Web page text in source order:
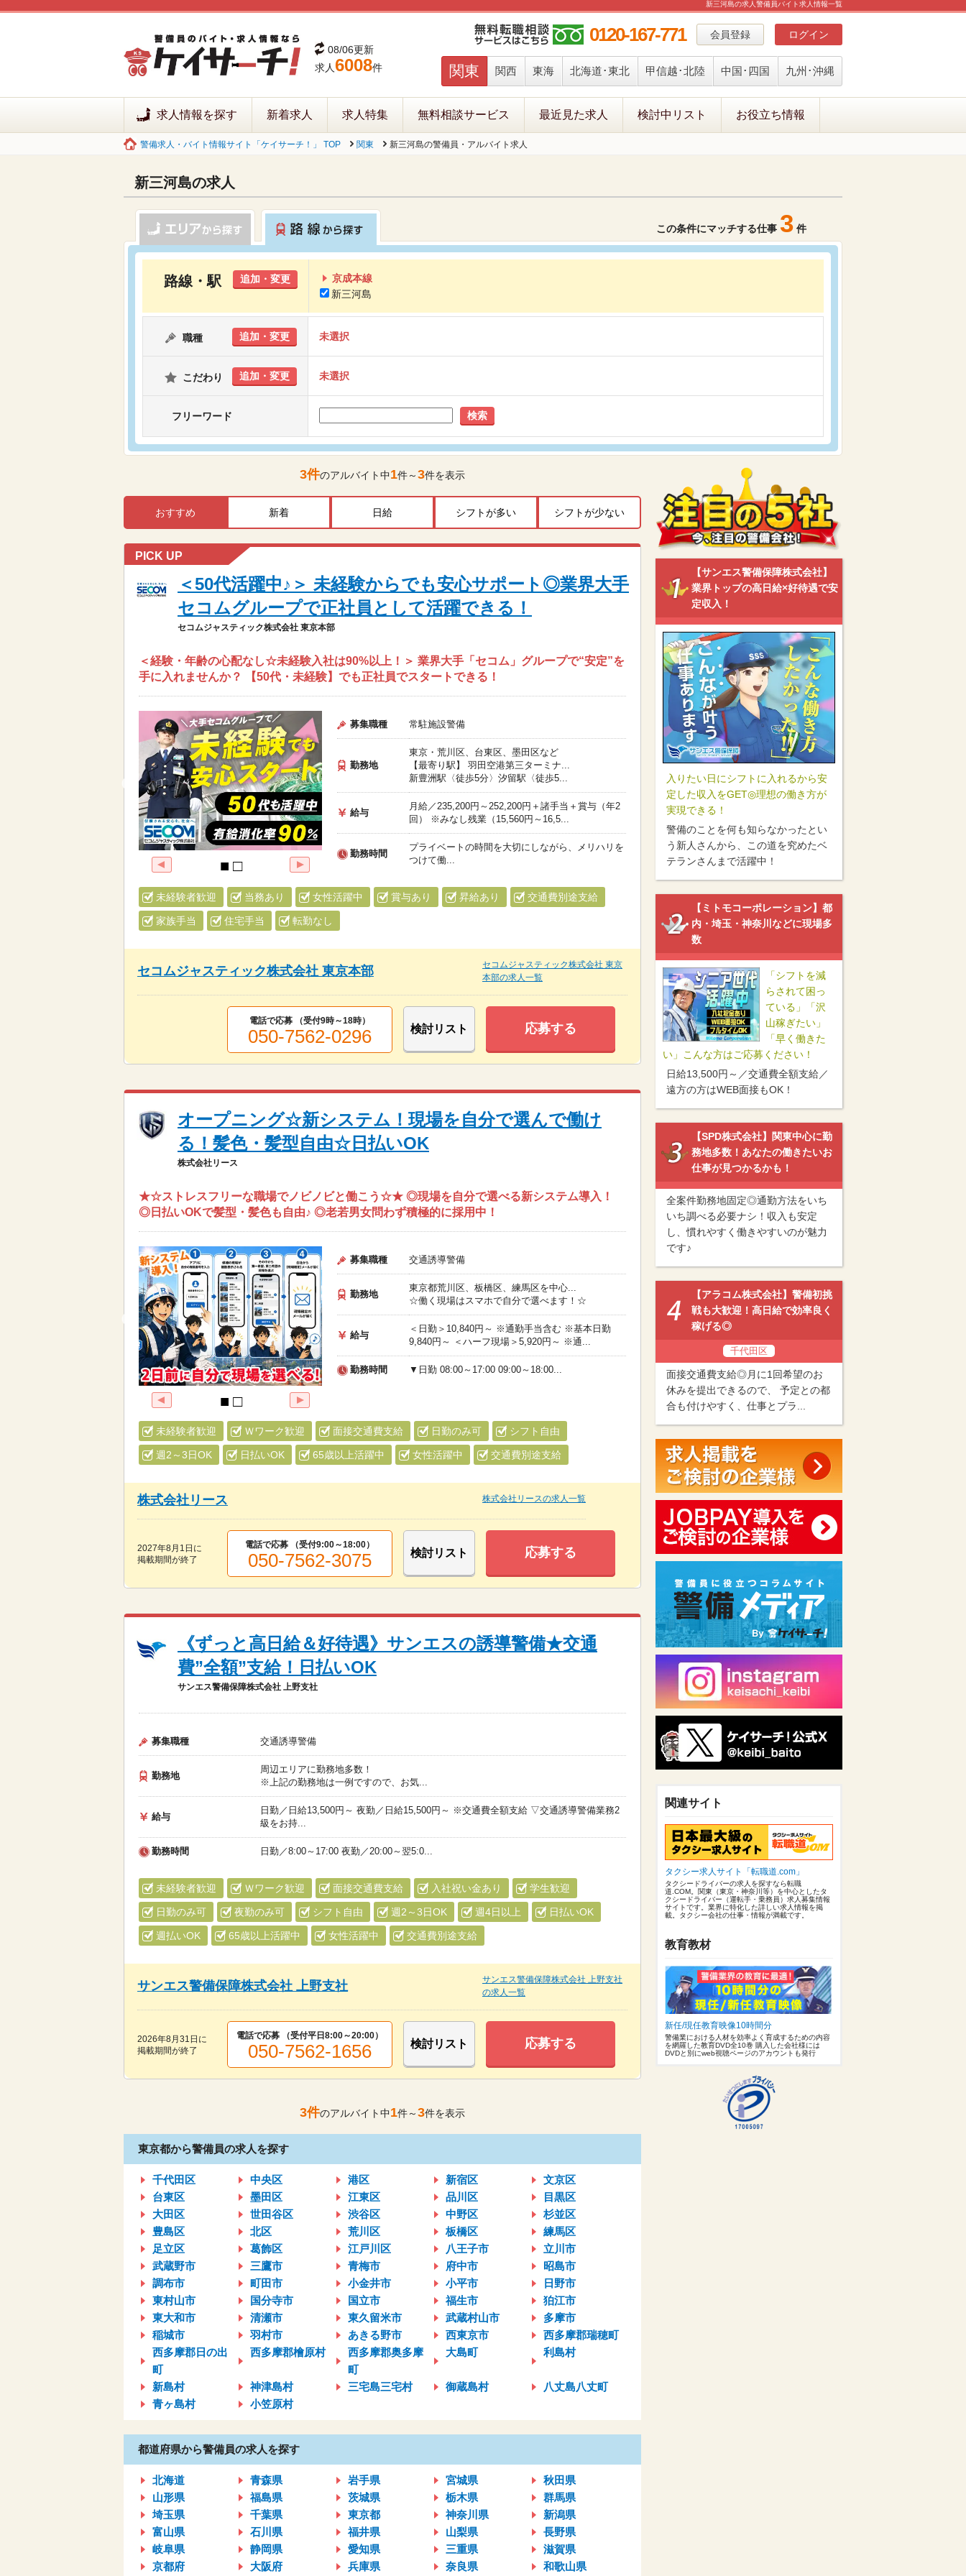
新三河島の求人警備員バイト求人情報一覧
08/06更新
求人6008件
会員登録 ログイン
0120-167-771
関東 関西 東海 北海道･東北 甲信越･北陸 中国･四国 九州･沖縄
求人情報を探す 新着求人 求人特集 無料相談サービス 最近見た求人 検討中リスト お役立ち情報
警備求人・バイト情報サイト「ケイサーチ！」 TOP 関東 新三河島の警備員・アルバイト求人
新三河島の求人
この条件にマッチする仕事 3 件
路線・駅 追加・変更
京成本線
新三河島
職種 追加・変更 未選択
こだわり 追加・変更 未選択
フリーワード 検索
3件のアルバイト中1件～3件を表示
おすすめ 新着 日給 シフトが多い シフトが少ない
PICK UP
＜50代活躍中♪＞ 未経験からでも安心サポート◎業界大手
セコムグループで正社員として活躍できる！
セコムジャスティック株式会社 東京本部
＜経験・年齢の心配なし☆未経験入社は90%以上！＞ 業界大手「セコム」グループで“安定”を
手に入れませんか？ 【50代・未経験】でも正社員でスタートできる！
募集職種 常駐施設警備
勤務地
東京・荒川区、台東区、墨田区など
【最寄り駅】 羽田空港第三ターミナ...
新豊洲駅〈徒歩5分〉汐留駅〈徒歩5...
給与
月給／235,200円～252,200円＋諸手当＋賞与（年2
回） ※みなし残業（15,560円～16,5...
勤務時間
プライベートの時間を大切にしながら、メリハリを
つけて働...
未経験者歓迎 当務あり 女性活躍中 賞与あり 昇給あり 交通費別途支給
家族手当 住宅手当 転勤なし
セコムジャスティック株式会社 東京本部
セコムジャスティック株式会社 東京
本部の求人一覧
電話で応募 （受付9時～18時）
050-7562-0296 検討リスト 応募する
オープニング☆新システム！現場を自分で選んで働け
る！髪色・髪型自由☆日払いOK
株式会社リース
★☆ストレスフリーな職場でノビノビと働こう☆★ ◎現場を自分で選べる新システム導入！
◎日払いOKで髪型・髪色も自由♪ ◎老若男女問わず積極的に採用中！
募集職種 交通誘導警備
勤務地
東京都荒川区、板橋区、練馬区を中心...
☆働く現場はスマホで自分で選べます！☆
給与
＜日勤＞10,840円～ ※通勤手当含む ※基本日勤
9,840円～ ＜ハーフ現場＞5,920円～ ※通...
勤務時間 ▼日勤 08:00～17:00 09:00～18:00...
未経験者歓迎 Ｗワーク歓迎 面接交通費支給 日勤のみ可 シフト自由
週2～3日OK 日払いOK 65歳以上活躍中 女性活躍中 交通費別途支給
株式会社リース 株式会社リースの求人一覧
2027年8月1日 に
掲載期間が終了
電話で応募 （受付9:00～18:00）
050-7562-3075 検討リスト 応募する
《ずっと高日給＆好待遇》サンエスの誘導警備★交通
費”全額”支給！日払いOK
サンエス警備保障株式会社 上野支社
募集職種 交通誘導警備
勤務地
周辺エリアに勤務地多数！
※上記の勤務地は一例ですので、お気...
給与
日勤／日給13,500円～ 夜勤／日給15,500円～ ※交通費全額支給 ▽交通誘導警備業務2
級をお持...
勤務時間 日勤／8:00～17:00 夜勤／20:00～翌5:0...
未経験者歓迎 Ｗワーク歓迎 面接交通費支給 入社祝い金あり 学生歓迎
日勤のみ可 夜勤のみ可 シフト自由 週2～3日OK 週4日以上 日払いOK
週払いOK 65歳以上活躍中 女性活躍中 交通費別途支給
サンエス警備保障株式会社 上野支社
サンエス警備保障株式会社 上野支社
の求人一覧
2026年8月31日 に
掲載期間が終了
電話で応募 （受付平日8:00～20:00）
050-7562-1656 検討リスト 応募する
3件のアルバイト中1件～3件を表示
東京都から警備員の求人を探す
千代田区 中央区 港区 新宿区
文京区
台東区
墨田区 江東区 品川区
目黒区
大田区
世田谷区 渋谷区 中野区
杉並区
豊島区
北区 荒川区 板橋区
練馬区
足立区
葛飾区 江戸川区 八王子市
立川市
武蔵野市
三鷹市 青梅市 府中市
昭島市
調布市
町田市 小金井市 小平市
日野市
東村山市
国分寺市 国立市 福生市
狛江市
東大和市
清瀬市 東久留米市 武蔵村山市
多摩市
稲城市
羽村市 あきる野市 西東京市
西多摩郡瑞穂町
西多摩郡日の出
町
西多摩郡檜原村
西多摩郡奥多摩
町
大島町 利島村
新島村 神津島村 三宅島三宅村 御蔵島村
八丈島八丈町
青ヶ島村
小笠原村
都道府県から警備員の求人を探す
北海道 青森県 岩手県 宮城県
秋田県
山形県
福島県 茨城県 栃木県
群馬県
埼玉県
千葉県 東京都 神奈川県
新潟県
富山県
石川県 福井県 山梨県
長野県
岐阜県
静岡県 愛知県 三重県
滋賀県
京都府
大阪府 兵庫県 奈良県 和歌山県
【サンエス警備保障株式会社】
業界トップの高日給×好待遇で安
定収入！
入りたい日にシフトに入れるから安
定した収入をGET◎理想の働き方が
実現できる！
警備のことを何も知らなかったとい
う新人さんから、この道を究めたベ
テランさんまで活躍中！
【ミトモコーポレーション】都
内・埼玉・神奈川などに現場多
数
「シフトを減
らされて困っ
ている」「沢
山稼ぎたい」
「早く働きた
い」こんな方はご応募ください！
日給13,500円～／交通費全額支給／
遠方の方はWEB面接もOK！
【SPD株式会社】関東中心に勤
務地多数！あなたの働きたいお
仕事が見つかるかも！
全案件勤務地固定◎通勤方法をいち
いち調べる必要ナシ！収入も安定
し、慣れやすく働きやすいのが魅力
です♪
【アラコム株式会社】警備初挑
戦も大歓迎！高日給で効率良く
稼げる◎
千代田区
面接交通費支給◎月に1回希望のお
休みを提出できるので、 予定との都
合も付けやすく、仕事とプラ...
関連サイト
タクシー求人サイト「転職道.com」
タクシードライバーの求人を探すなら転職
道.COM。関東（東京・神奈川等）を中心としたタ
クシードライバー（運転手・乗務員）求人募集情報
サイトです。業界に特化した詳しい求人情報を掲
載。タクシー会社の仕事・情報が満載です。
教育教材
新任/現任教育映像10時間分
警備業における人材を効率よく育成するための内容
を網羅した教育DVD全10巻 購入した会社様には
DVDと別にweb視聴ページのアカウントも発行